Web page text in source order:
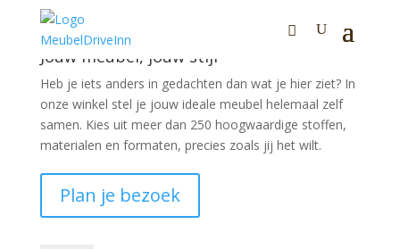
Zachte Toevoeging aan Jouw Interieur. |
Jouw meubel, jouw stijl
Heb je iets anders in gedachten dan wat je hier ziet? In
onze winkel stel je jouw ideale meubel helemaal zelf
samen. Kies uit meer dan 250 hoogwaardige stoffen,
materialen en formaten, precies zoals jij het wilt.
Plan je bezoek